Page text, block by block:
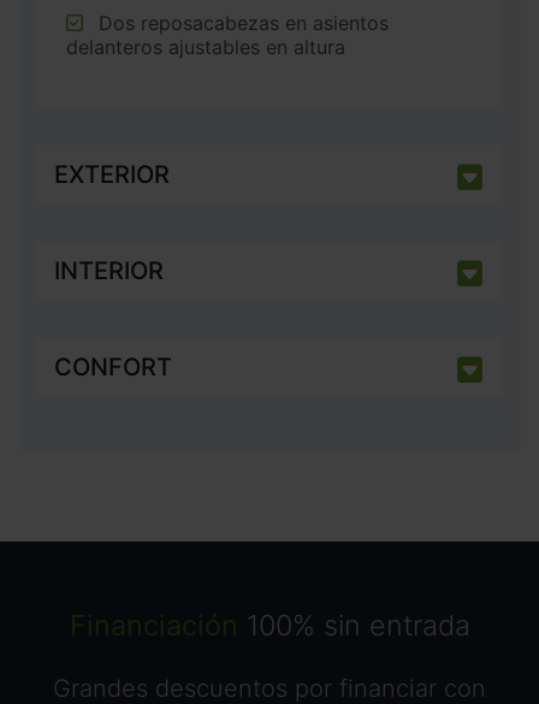
delanteros ajustables en altura
EXTERIOR
INTERIOR
CONFORT
Financiación 100% sin entrada
Grandes descuentos por financiar con